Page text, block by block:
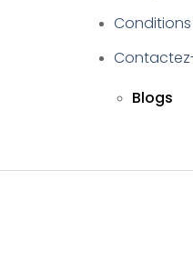
Conditions
Blogs